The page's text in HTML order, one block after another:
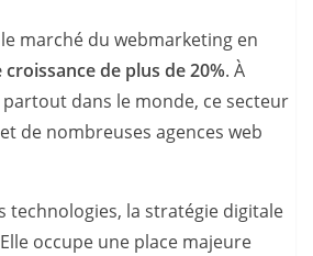
marché du webmarketing en
croissance de plus de 20%. À
dans le monde, ce secteur
de nombreuses agences web
technologies, la stratégie digitale
occupe une place majeure